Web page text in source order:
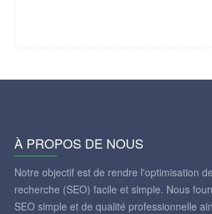
À PROPOS DE NOUS
Notre objectif est de rendre l'optimisation
recherche (SEO) facile et simple. Nous
SEO simple et de qualité professionnelle